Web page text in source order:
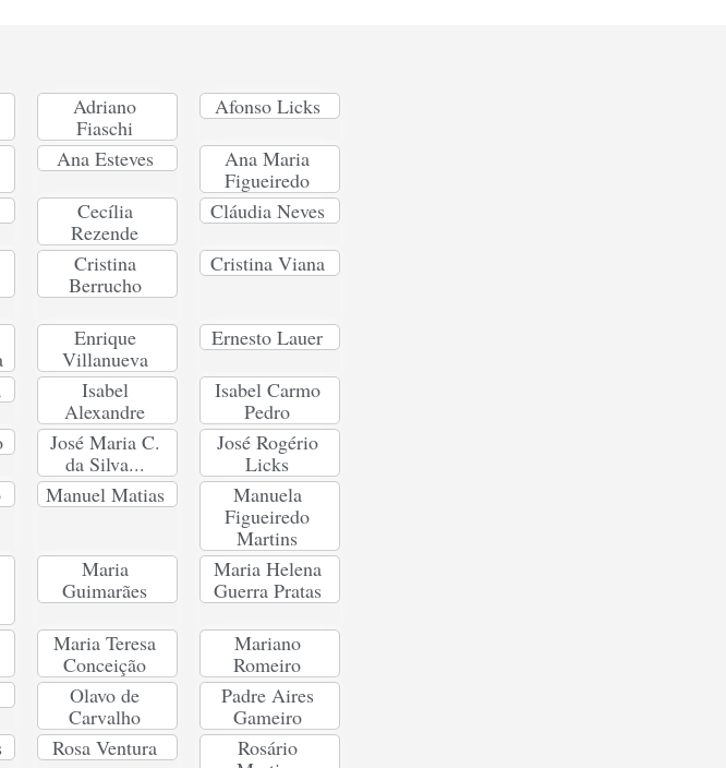
Adriano
Fiaschi
Afonso Licks
Ana Esteves
Ana Maria
Figueiredo
Cecília
Rezende
Cláudia Neves
Cristina
Berrucho
Cristina Viana
Enrique
Villanueva
Ernesto Lauer
Isabel
Alexandre
Isabel Carmo
Pedro
José Maria C.
da Silva...
José Rogério
Licks
Manuel Matias
Manuela
Figueiredo
Martins
Maria
Guimarães
Maria Helena
Guerra Pratas
Maria Teresa
Conceição
Mariano
Romeiro
Olavo de
Carvalho
Padre Aires
Gameiro
Rosa Ventura
Rosário